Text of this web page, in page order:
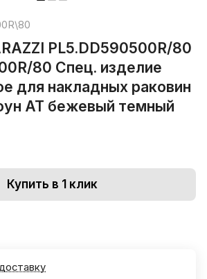
PL5.DD590500R/80
80 Спец. изделие
для накладных раковин
АТ бежевый темный
Купить в 1 клик